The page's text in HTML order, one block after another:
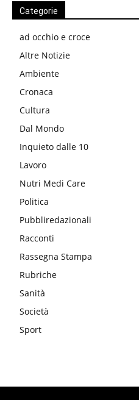
Categorie
ad occhio e croce
Altre Notizie
Ambiente
Cronaca
Cultura
Dal Mondo
Inquieto dalle 10
Lavoro
Nutri Medi Care
Politica
Pubbliredazionali
Racconti
Rassegna Stampa
Rubriche
Sanità
Società
Sport